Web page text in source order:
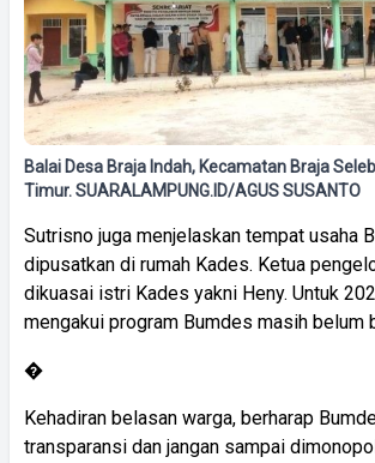
Balai Desa Braja Indah, Kecamatan Braja
Timur. SUARALAMPUNG.ID/AGUS SUSANTO
Sutrisno juga menjelaskan tempat usaha
dipusatkan di rumah Kades. Ketua
dikuasai istri Kades yakni Heny. Untuk
mengakui program Bumdes masih belum
�
Kehadiran belasan warga, berharap
transparansi dan jangan sampai